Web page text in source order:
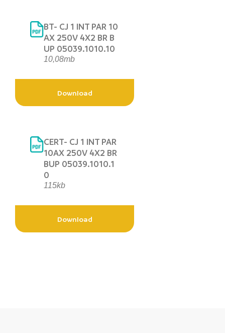
BT- CJ 1 INT PAR 10
AX 250V 4X2 BR B
UP 05039.1010.10
10,08mb
Download
CERT- CJ 1 INT PAR
10AX 250V 4X2 BR
BUP 05039.1010.1
0
115kb
Download